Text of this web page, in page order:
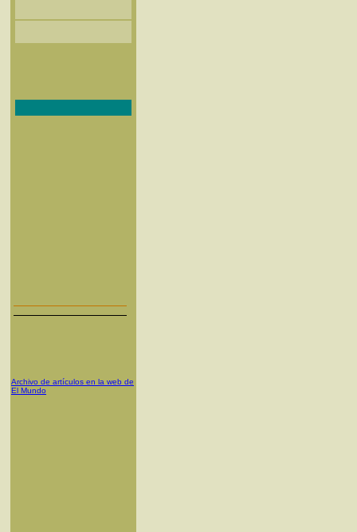
Archivo de artículos en la web de
El Mundo